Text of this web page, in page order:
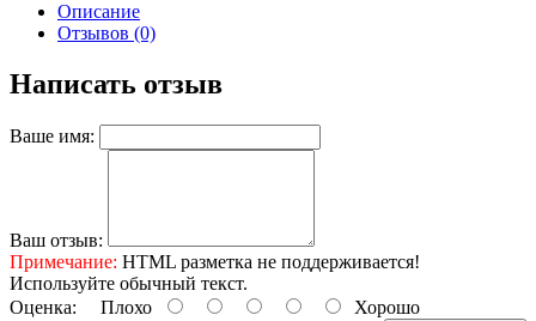
Описание
Отзывов (0)
Написать отзыв
Ваше имя:
Ваш отзыв:
Примечание: HTML разметка не поддерживается!
Используйте обычный текст.
Оценка: Плохо Хорошо